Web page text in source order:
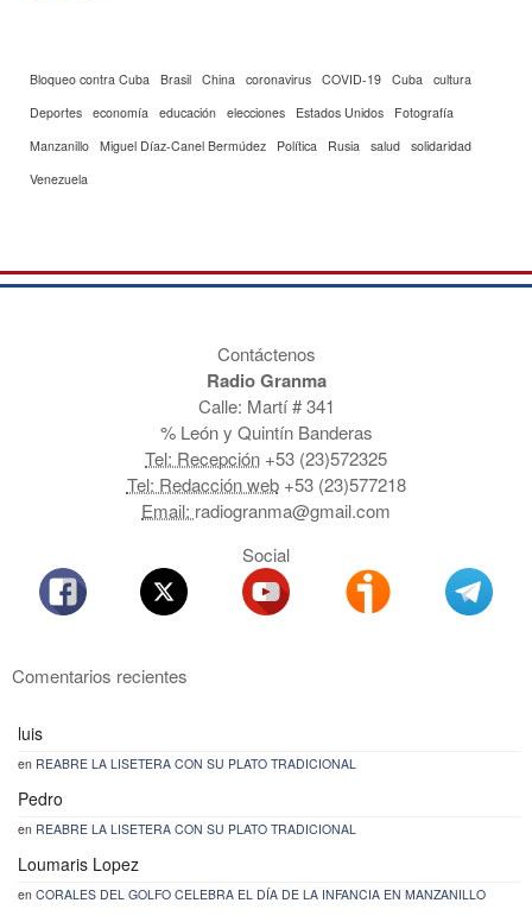
Bloqueo contra Cuba Brasil China coronavirus COVID-19 Cuba cultura
Deportes economía educación elecciones Estados Unidos
Fotografía
Manzanillo Miguel Díaz-Canel Bermúdez Política Rusia salud solidaridad
Venezuela
Contáctenos
Radio Granma
Calle: Martí # 341
% León y Quintín Banderas
Tel: Recepción +53 (23)572325
Tel: Redacción web+53 (23)577218
Email: radiogranma@gmail.com
Social
Comentarios recientes
luis
en REABRE LA LISETERA CON SU PLATO TRADICIONAL
Pedro
en REABRE LA LISETERA CON SU PLATO TRADICIONAL
Loumaris Lopez
en CORALES DEL GOLFO CELEBRA EL DÍA DE LA INFANCIA EN MANZANILLO